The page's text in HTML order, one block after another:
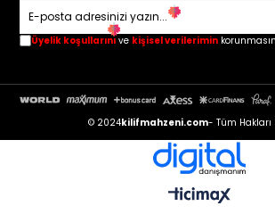
Üyelik koşullarınıve kişisel verilerimin
© 2024kilifmahzeni.com- Tüm Hakları